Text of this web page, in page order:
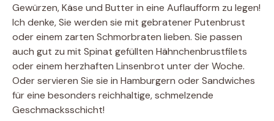
Gewürzen, Käse und Butter in eine Auflaufform zu legen!
Ich denke, Sie werden sie mit gebratener Putenbrust
oder einem zarten Schmorbraten lieben. Sie passen
auch gut zu mit Spinat gefüllten Hähnchenbrustfilets
oder einem herzhaften Linsenbrot unter der Woche.
Oder servieren Sie sie in Hamburgern oder Sandwiches
für eine besonders reichhaltige, schmelzende
Geschmacksschicht!